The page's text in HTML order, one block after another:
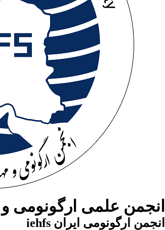
انجمن علمی ارگونومی
انجمن ارگونومی ایران iehfs